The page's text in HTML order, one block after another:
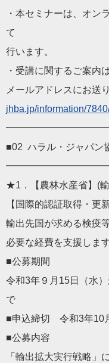
・本セミナーは、オン
て
行います。
・受講に関するご案内
メールアドレスにお送
jhba.jp/information/78
■02 ハラル・ジャパン
★1．【農林水産省】(
【国際的認証取得・更
輸出先国が求める検疫
必要な経費を支援します
■公募期間
令和3年９月15日（水
で
■申込締切 令和3年10
■公募内容
「輸出拡大実行戦略」